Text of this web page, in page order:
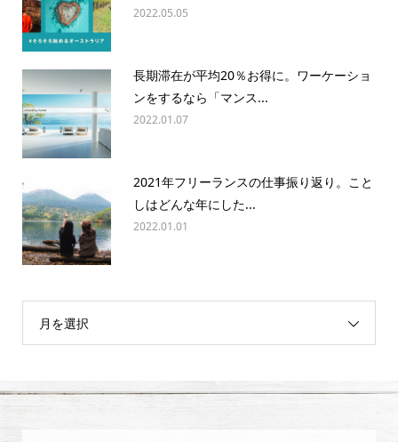
2022.05.05
長期滞在が平均20％お得に。ワーケーショ
ンをするなら「マンス...
2022.01.07
2021年フリーランスの仕事振り返り。こと
しはどんな年にした...
2022.01.01
月を選択